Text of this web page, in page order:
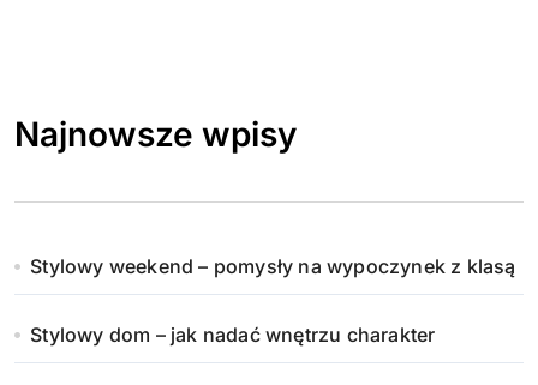
Najnowsze wpisy
Stylowy weekend – pomysły na wypoczynek z klasą
Stylowy dom – jak nadać wnętrzu charakter